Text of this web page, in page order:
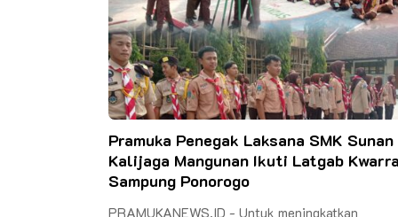
Pramuka Penegak Laksana SMK Sunan
Kalijaga Mangunan Ikuti Latgab
Sampung Ponorogo
PRAMUKANEWS.ID - Untuk meningkatkan